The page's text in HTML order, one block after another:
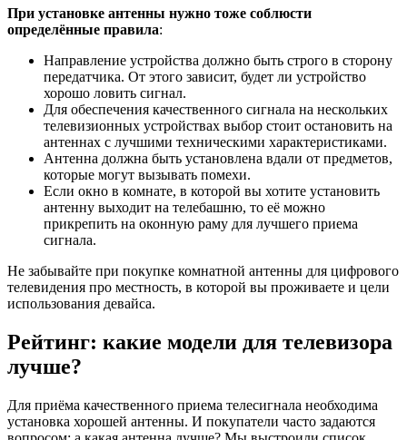
При установке антенны нужно тоже соблюсти
определённые правила:
Направление устройства должно быть строго в сторону
передатчика. От этого зависит, будет ли устройство
хорошо ловить сигнал.
Для обеспечения качественного сигнала на нескольких
телевизионных устройствах выбор стоит остановить на
антеннах с лучшими техническими характеристиками.
Антенна должна быть установлена вдали от предметов,
которые могут вызывать помехи.
Если окно в комнате, в которой вы хотите установить
антенну выходит на телебашню, то её можно
прикрепить на оконную раму для лучшего приема
сигнала.
Не забывайте при покупке комнатной антенны для цифрового
телевидения про местность, в которой вы проживаете и цели
использования девайса.
Рейтинг: какие модели для телевизора
лучше?
Для приёма качественного приема телесигнала необходима
установка хорошей антенны. И покупатели часто задаются